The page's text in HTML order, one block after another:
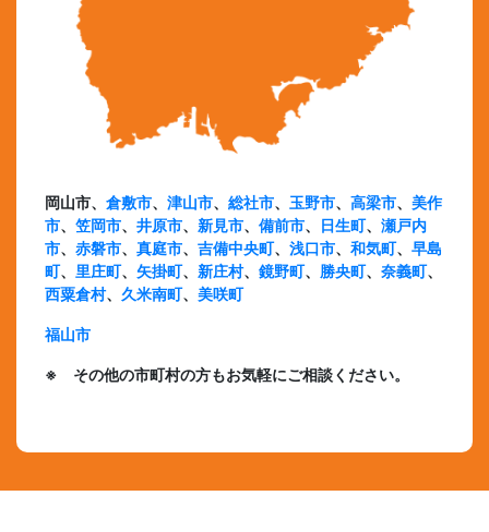
岡山市、 倉敷市、 津山市、 総社市、 玉野市、 高梁市、 美作
市、 笠岡市、 井原市、 新見市、 備前市、 日生町、 瀬戸内
市、 赤磐市、 真庭市、 吉備中央町、 浅口市、 和気町、 早島
町、 里庄町、 矢掛町、 新庄村、 鏡野町、 勝央町、 奈義町、
西粟倉村、 久米南町、 美咲町
福山市
※ その他の市町村の方もお気軽にご相談ください。